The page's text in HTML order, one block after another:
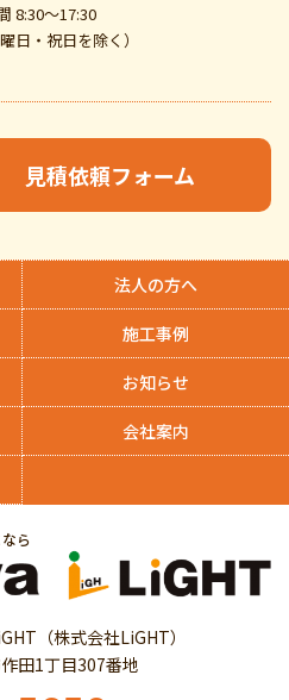
8:30～17:30
日・祝日を除く）
見積依頼フォーム
ら
（株式会社LiGHT）
田1丁目307番地
法人の方へ
施工事例
お知らせ
会社案内